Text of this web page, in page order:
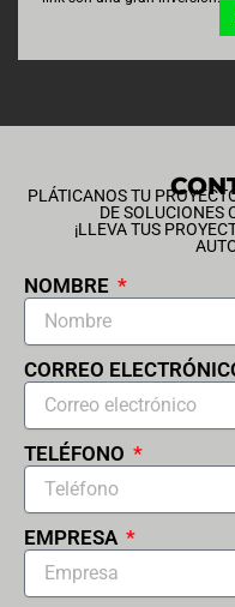
PLÁTICANOS TU
DE SOLUCIONES
¡LLEVA TUS
NOMBRE
CORREO
TELÉFONO
EMPRESA